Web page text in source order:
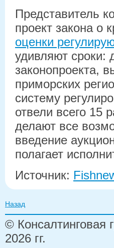
Представитель
проект закона о
оценки
удивляют сроки:
законопроекта,
приморских
систему
отвели всего 15
делают все
введение
полагает
Источник:
Назад
© Консалтинговая
2026 гг.